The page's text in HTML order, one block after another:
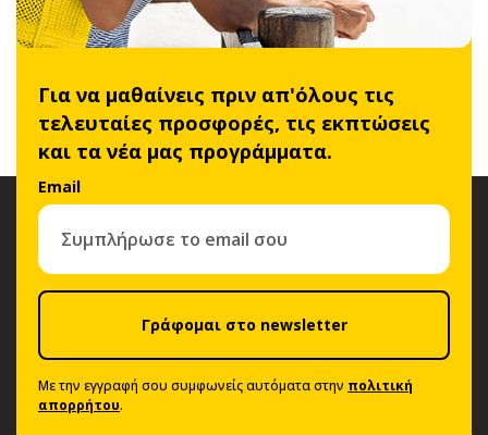
Για να μαθαίνεις πριν απ'όλους τις
τελευταίες προσφορές, τις εκπτώσεις
και τα νέα μας προγράμματα.
Email
Γράφομαι στο newsletter
Με την εγγραφή σου συμφωνείς αυτόματα στην πολιτική
απορρήτου.